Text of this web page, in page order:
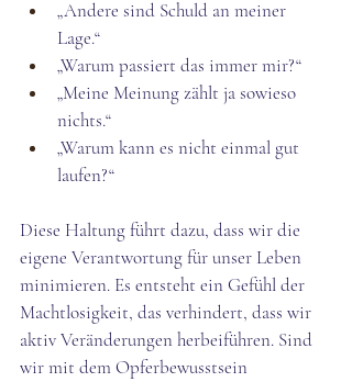
„Andere sind Schuld an meiner
Lage.“
„Warum passiert das immer mir?“
„Meine Meinung zählt ja sowieso
nichts.“
„Warum kann es nicht einmal gut
laufen?“
Diese Haltung führt dazu, dass wir die
eigene Verantwortung für unser Leben
minimieren. Es entsteht ein Gefühl der
Machtlosigkeit, das verhindert, dass wir
aktiv Veränderungen herbeiführen. Sind
wir mit dem Opferbewusstsein